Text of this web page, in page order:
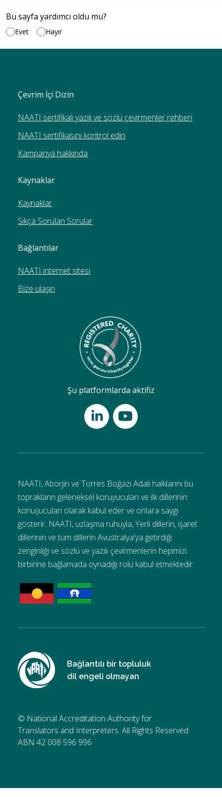
Bu sayfa yardımcı oldu mu?
Evet Hayır
Çevrim İçi Dizin
NAATI sertifikalı yazılı ve sözlü çevirmenler rehberi
NAATI sertifikasını kontrol edin
Kampanya hakkında
Kaynaklar
Kaynaklar
Sıkça Sorulan Sorular
Bağlantılar
NAATI internet sitesi
Bize ulaşın
Şu platformlarda aktifiz
NAATI, Aborjin ve Torres Boğazı Adalı halklarını bu
toprakların geleneksel koruyucuları ve ilk dillerinin
konuşucuları olarak kabul eder ve onlara saygı
gösterir. NAATI, uzlaşma ruhuyla, Yerli dillerin, işaret
dillerinin ve tüm dillerin Avustralya'ya getirdiği
zenginliği ve sözlü ve yazılı çevirmenlerin hepimizi
birbirine bağlamada oynadığı rolü kabul etmektedir.
Bağlantılı bir topluluk
dil engeli olmayan
© National Accreditation Authority for
Translators and Interpreters. All Rights Reserved
ABN 42 008 596 996